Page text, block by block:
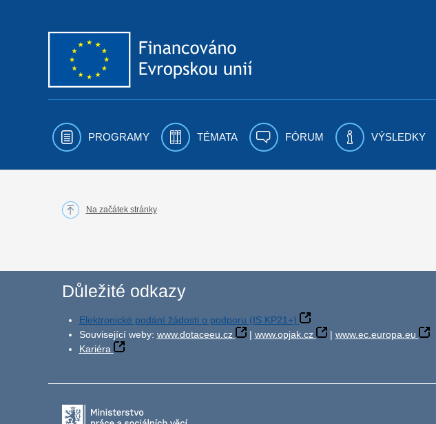
PROGRAMY TÉMATA FÓRUM VÝSLEDKY
Na začátek stránky
Důležité odkazy
Elektronické podání žádosti o podporu (IS KP21+)
Související weby: www.dotaceeu.cz | www.opjak.cz | www.ec.europa.eu
Kariéra